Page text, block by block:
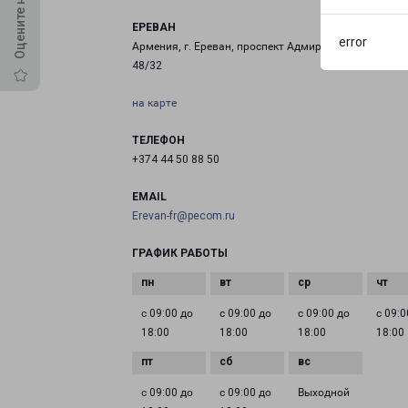
error
ЕРЕВАН
Армения, г. Ереван, проспект Адмирала Исакова, д.
48/32
на карте
ТЕЛЕФОН
+374 44 50 88 50
EMAIL
Erevan-fr@pecom.ru
ГРАФИК РАБОТЫ
с 09:00 до
18:00
с 09:00 до
18:00
с 09:00 до
18:00
с
18:00
с 09:00 до
с 09:00 до
Выходной